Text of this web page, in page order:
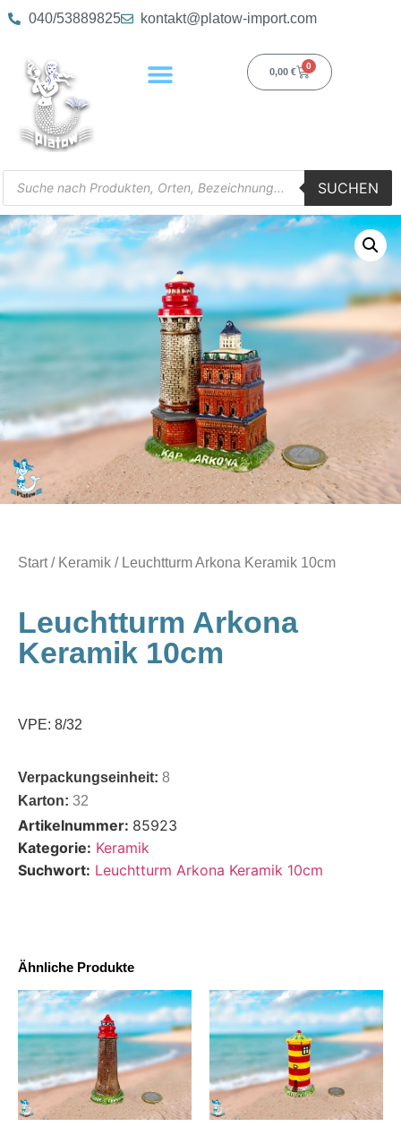
040/53889825 kontakt@platow-import.com
0,00 €
0
SUCHEN
Start/ Keramik / Leuchtturm Arkona Keramik 10cm
Leuchtturm Arkona
Keramik 10cm
VPE: 8/32
Verpackungseinheit: 8
Karton: 32
Artikelnummer: 85923
Kategorie: Keramik
Suchwort: Leuchtturm Arkona Keramik 10cm
Ähnliche Produkte